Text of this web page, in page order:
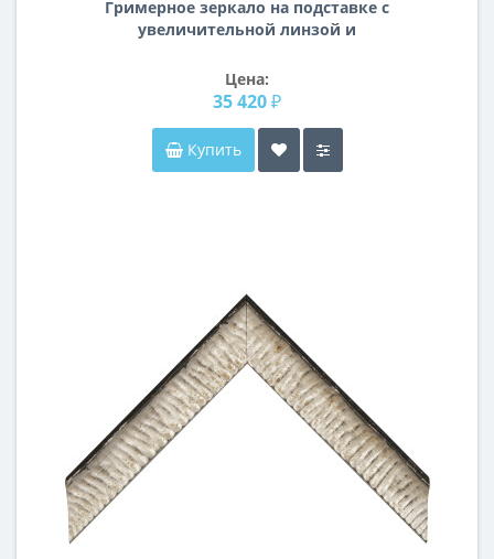
Гримерное зеркало на подставке с
увеличительной линзой и
Цена:
35 420 ₽
Купить